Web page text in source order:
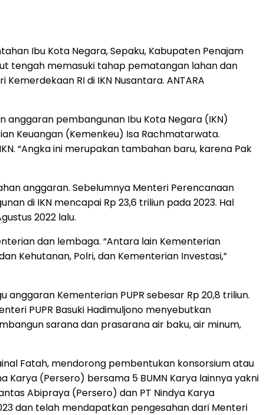
Ibu Kota Negara, Sepaku, Kabupaten Penajam
tengah memasuki tahap pematangan lahan dan
RI di IKN Nusantara. ANTARA
anggaran pembangunan Ibu Kota Negara (IKN)
Keuangan (Kemenkeu) Isa Rachmatarwata.
“Angka ini merupakan tambahan baru, karena Pak
anggaran. Sebelumnya Menteri Perencanaan
di IKN mencapai Rp 23,6 triliun pada 2023. Hal
2022 lalu.
dan lembaga. “Antara lain Kementerian
Kehutanan, Polri, dan Kementerian Investasi,”
Kementerian PUPR sebesar Rp 20,8 triliun.
PUPR Basuki Hadimuljono menyebutkan
sarana dan prasarana air baku, air minum,
Fatah, mendorong pembentukan konsorsium atau
Karya (Persero) bersama 5 BUMN Karya lainnya yakni
Abipraya (Persero) dan PT Nindya Karya
dan telah mendapatkan pengesahan dari Menteri